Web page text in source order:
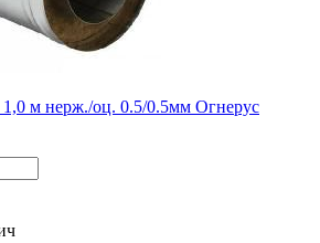
м нерж./оц. 0.5/0.5мм Огнерус